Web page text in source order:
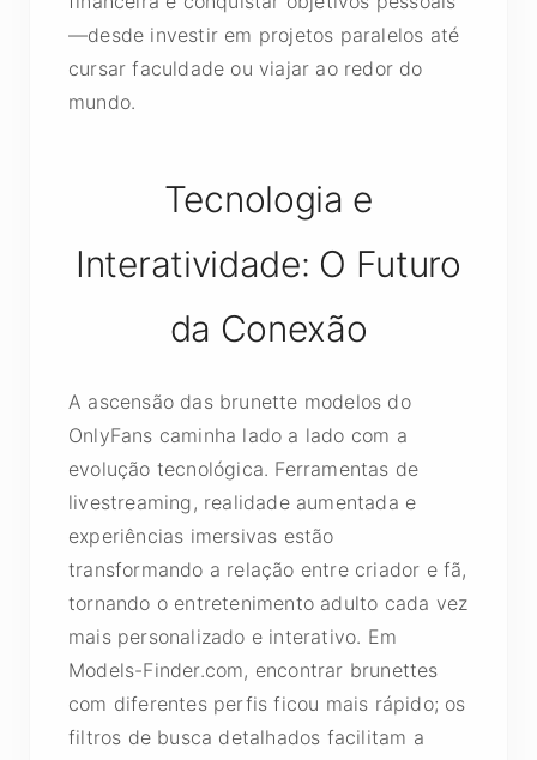
—desde investir em projetos paralelos até
cursar faculdade ou viajar ao redor do
mundo.
Tecnologia e
Interatividade: O Futuro
da Conexão
A ascensão das brunette modelos do
OnlyFans caminha lado a lado com a
evolução tecnológica. Ferramentas de
livestreaming, realidade aumentada e
experiências imersivas estão
transformando a relação entre criador e fã,
tornando o entretenimento adulto cada vez
mais personalizado e interativo. Em
Models-Finder.com, encontrar brunettes
com diferentes perfis ficou mais rápido; os
filtros de busca detalhados facilitam a